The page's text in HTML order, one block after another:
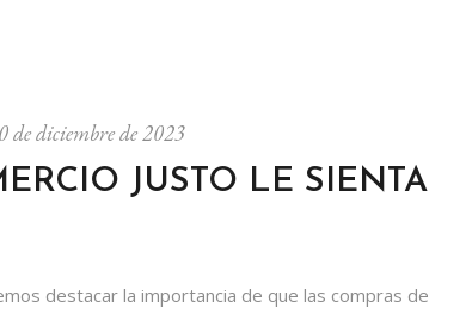
de diciembre de 2023
JUSTO LE SIENTA
destacar la importancia de que las compras de